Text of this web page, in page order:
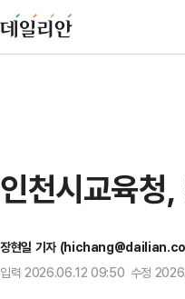
인천시교육청
장현일 기자
입력 2026.06.12 09:50 수정